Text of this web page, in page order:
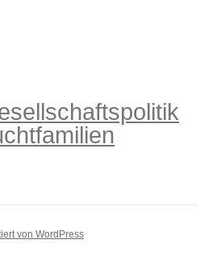
von WordPress